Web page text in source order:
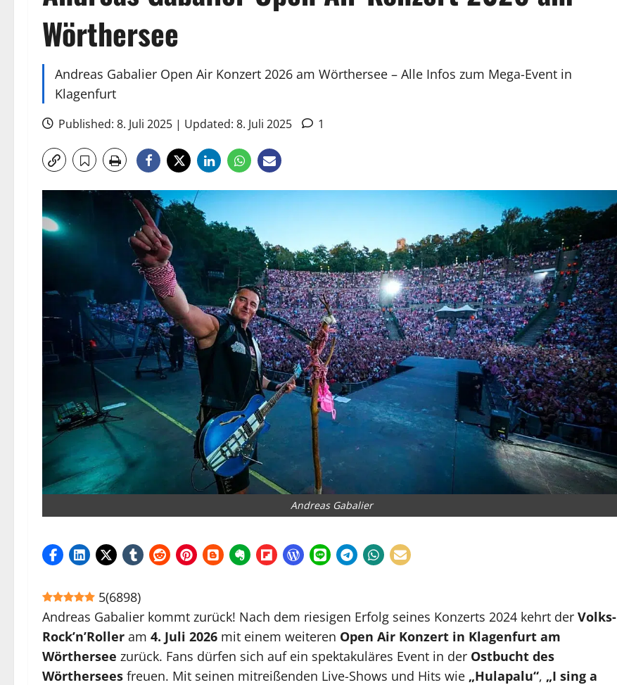
Wörthersee
Andreas Gabalier Open Air Konzert 2026 am Wörthersee – Alle Infos zum Mega-Event in
Klagenfurt
Published: 8. Juli 2025 | Updated: 8. Juli 2025 1
Andreas Gabalier
5(6898)
Andreas Gabalier kommt zurück! Nach dem riesigen Erfolg seines Konzerts 2024 kehrt der Volks-
Rock’n’Roller am 4. Juli 2026 mit einem weiteren Open Air Konzert in Klagenfurt am
Wörthersee zurück. Fans dürfen sich auf ein spektakuläres Event in der Ostbucht des
Wörthersees freuen. Mit seinen mitreißenden Live-Shows und Hits wie „Hulapalu“, „I sing a